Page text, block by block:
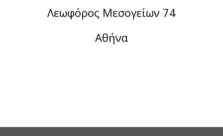
Λεωφόρος Μεσογείων 74
Αθήνα